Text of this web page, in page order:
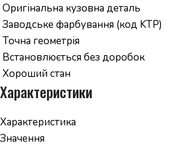
️ Оригінальна кузовна деталь
️ Заводське фарбування (код KTP)
️ Точна геометрія
️ Встановлюється без доробок
️ Хороший стан
Характеристики
Характеристика
Значення